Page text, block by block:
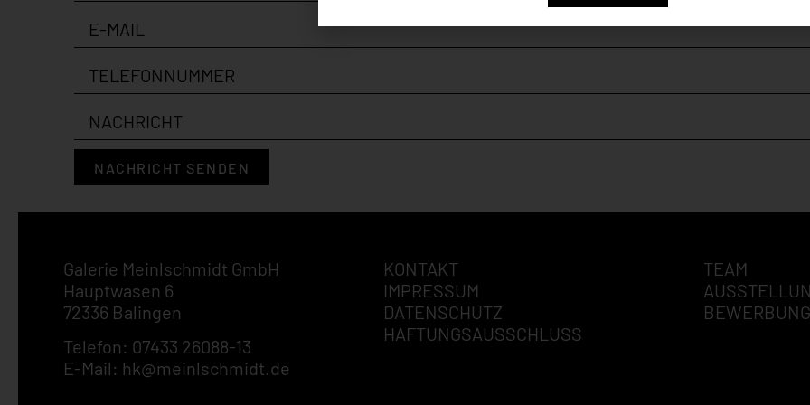
NACHRICHT SENDEN
Galerie Meinlschmidt GmbH
Hauptwasen 6
72336 Balingen
Telefon: 07433 26088-13
E-Mail: hk@meinlschmidt.de
KONTAKT
IMPRESSUM
DATENSCHUTZ
HAFTUNGSAUSSCHLUSS
TEAM